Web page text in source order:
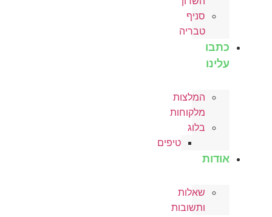
סניף
טבריה
כתבו
עלינו
המלצות
מלקוחות
בלוג
טיפים
אודות
שאלות
ותשובות